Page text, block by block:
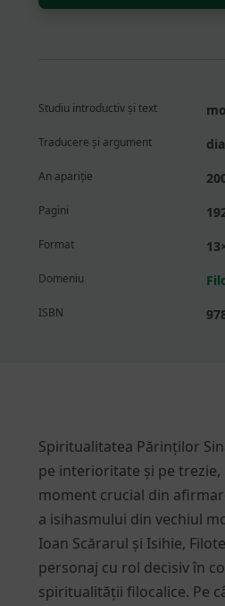
mintii
Studiu introductiv și text
Traducere și argument
An apariție
Pagini
Format
Domeniu
ISBN
Spiritualitatea Părinților
pe interioritate și pe
moment crucial din
a isihasmului din vechiul
Ioan Scărarul și Isihie,
personaj cu rol decisiv în
spiritualității filocalice. Pe